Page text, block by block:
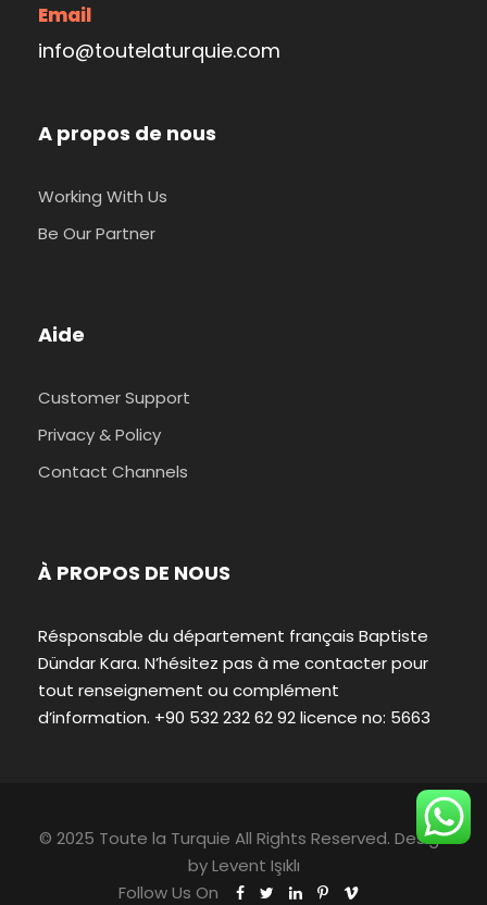
Email
info@toutelaturquie.com
A propos de nous
Working With Us
Be Our Partner
Aide
Customer Support
Privacy & Policy
Contact Channels
À PROPOS DE NOUS
Résponsable du département français Baptiste
Dündar Kara. N’hésitez pas à me contacter pour
tout renseignement ou complément
d’information. +90 532 232 62 92 licence no: 5663
© 2025 Toute la Turquie All Rights Reserved. Design
byLevent Işıklı
Follow Us On